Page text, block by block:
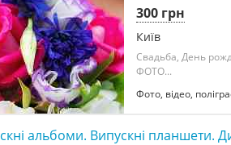
300 грн
Київ
Свадьба, День
ФОТО...
Фото, відео,
альбоми. Випускні планшети.